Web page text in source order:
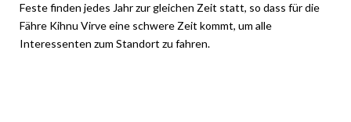
Feste finden jedes Jahr zur gleichen Zeit statt, so dass für die
Fähre Kihnu Virve eine schwere Zeit kommt, um alle
Interessenten zum Standort zu fahren.